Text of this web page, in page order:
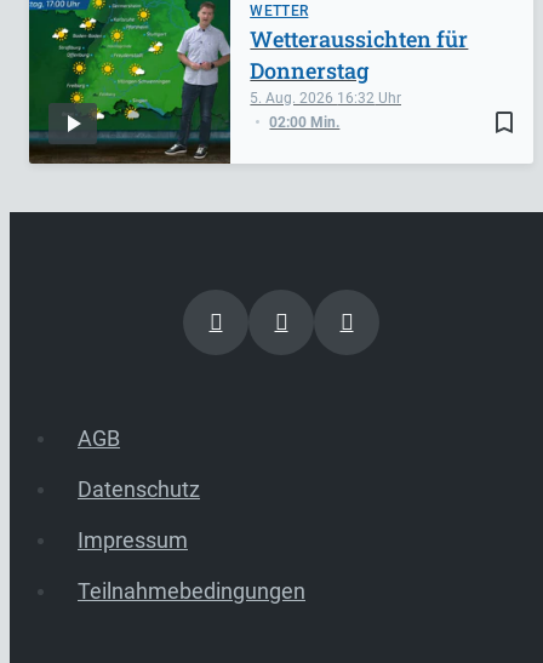
WETTER
bookmark_border
5. Aug. 2026 16:32
02:00 Min.
Wetteraussichten für
Donnerstag
AGB
Datenschutz
Impressum
Teilnahmebedingungen